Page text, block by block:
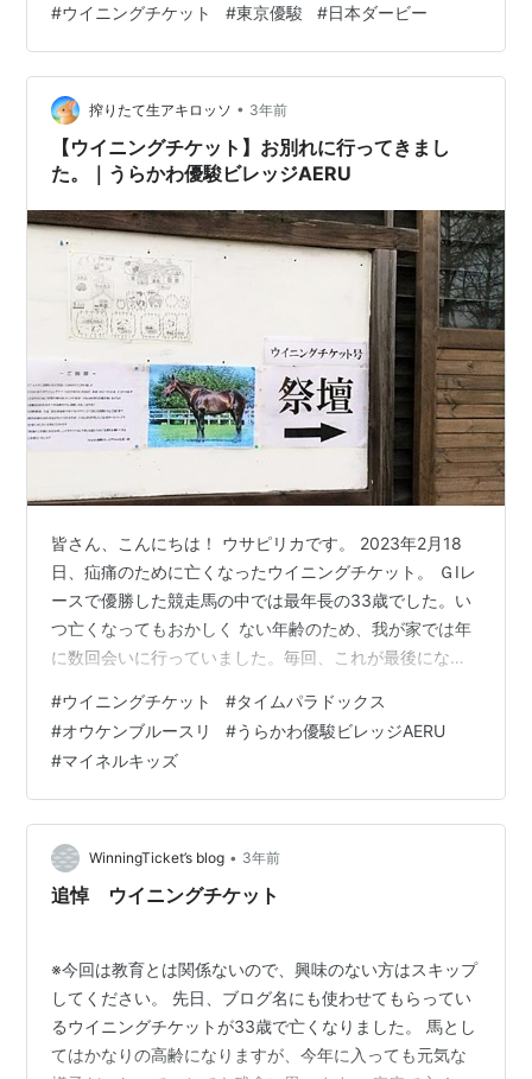
パワフルレディ マルゼンスキー Nijinsky
ロッチテスコ *Tesco Boy
スターロッチ
リスト::競走馬
昨日、お別れ会が開催されたようです。
news.yahoo.co.jp 普段は過去を振り返ることはないので
すが、ウイニングチケットのダービーから30年経過した
のか。。。と、なんとも言えない気持ちになりました。
今年の新入社員は、2000年生まれぐらいでしょうか。働
いていた時に産まれた…
#ウイニングチケット #東京優駿 #日本ダービー
搾りたて生アキロッソ • 3年前
【ウイニングチケット】お別れに行ってきまし
た。｜うらかわ優駿ビレッジAERU
皆さん、こんにちは！ ウサピリカです。 2023年2月18
日、疝痛のために亡くなったウイニングチケット。 ＧⅠレ
ースで優勝した競走馬の中では最年長の33歳でした。い
つ亡くなってもおかしく ない年齢のため、我が家では年
に数回会いに行っていました。毎回、これが最後になる
優駿ビレッジAERUへ行き献花をしたかったのですが、真
冬の北海道で片道200㎞の運転はさすがに怖いので諦め
ていました。 先日の4月30日GW直前、桜の咲く時期に
花見を兼ねてやっと訪ねることができました。 ウイニン
グチケットの祭壇 ウイニングチケットの馬房 ウイニング
チケットが亡くな…
#ウイニングチケット #タイムパラドックス
#オウケンブルースリ #うらかわ優駿ビレッジAERU
#マイネルキッズ
WinningTicket’s blog • 3年前
追悼 ウイニングチケット
※今回は教育とは関係ないので、興味のない方はスキップ
してください。 先日、ブログ名にも使わせてもらってい
るウイニングチケットが33歳で亡くなりました。 馬とし
てはかなりの高齢になりますが、今年に入っても元気な